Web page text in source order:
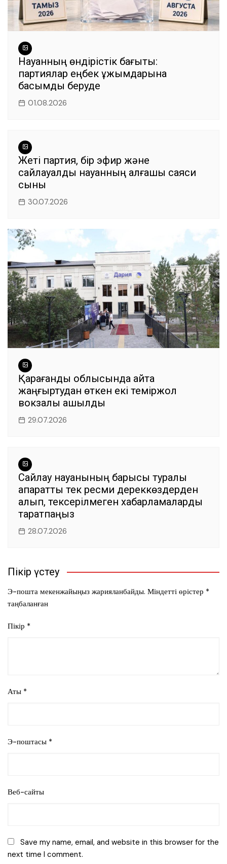
Науқанның өндірістік бағыты:
партиялар еңбек ұжымдарына
басымдық беруде
01.08.2026
Жеті партия, бір эфир және
сайлауалды науқанның алғашқы саяси
сыны
30.07.2026
Қарағанды облысында қайта
жаңғыртудан өткен екі теміржол
вокзалы ашылды
29.07.2026
Сайлау науқанының барысы туралы
ақпаратты тек ресми дереккөздерден
алып, тексерілмеген хабарламаларды
таратпаңыз
28.07.2026
Пікір үстеу
Э-пошта мекенжайыңыз жарияланбайды. Міндетті өрістер *
таңбаланған
Пікір *
Аты *
Э-поштасы *
Веб-сайты
Save my name, email, and website in this browser for the
next time I comment.